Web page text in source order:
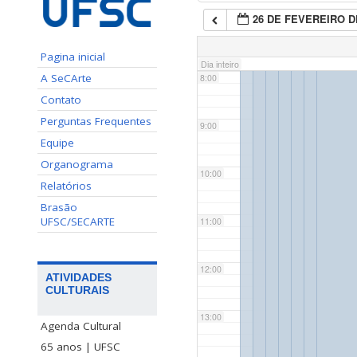
Pagina inicial
A SeCArte
Contato
Perguntas Frequentes
Equipe
Organograma
Relatórios
Brasão
UFSC/SECARTE
ATIVIDADES
CULTURAIS
Agenda Cultural
65 anos | UFSC
26 DE FEVEREIRO
Dia inteiro
7:00
8:00
9:00
10:00
11:00
12:00
13:00